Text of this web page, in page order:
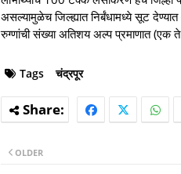
असल्यामुळेच जिल्ह्यात निर्बंधामध्ये सूट
रुग्णांची संख्या अतिशय अल्प प्रमाणात (एक
Tags चंद्रपूर
OLDER